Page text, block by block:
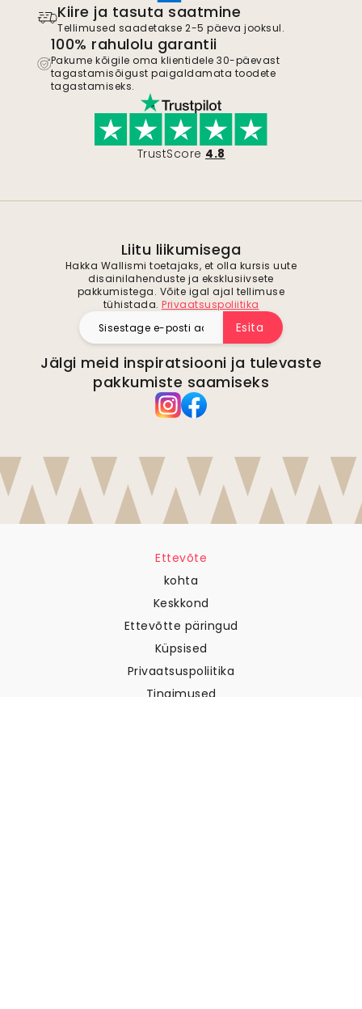
Kiire ja tasuta saatmine
Tellimused saadetakse 2-5 päeva jooksul.
100% rahulolu garantii
Pakume kõigile oma klientidele 30-päevast
tagastamisõigust paigaldamata toodete
tagastamiseks.
TrustScore 4.8
Liitu liikumisega
Hakka Wallismi toetajaks, et olla kursis uute
disainilahenduste ja eksklusiivsete
pakkumistega. Võite igal ajal tellimuse
tühistada. Privaatsuspoliitika
Esita
Jälgi meid inspiratsiooni ja tulevaste
pakkumiste saamiseks
Ettevõte
kohta
Keskkond
Ettevõtte päringud
Küpsised
Privaatsuspoliitika
Tingimused